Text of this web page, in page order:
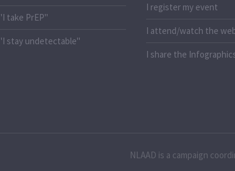
take PrEP"
stay undetectable"
I register my event
I attend/watch the
I share the
NLAAD is a campaign